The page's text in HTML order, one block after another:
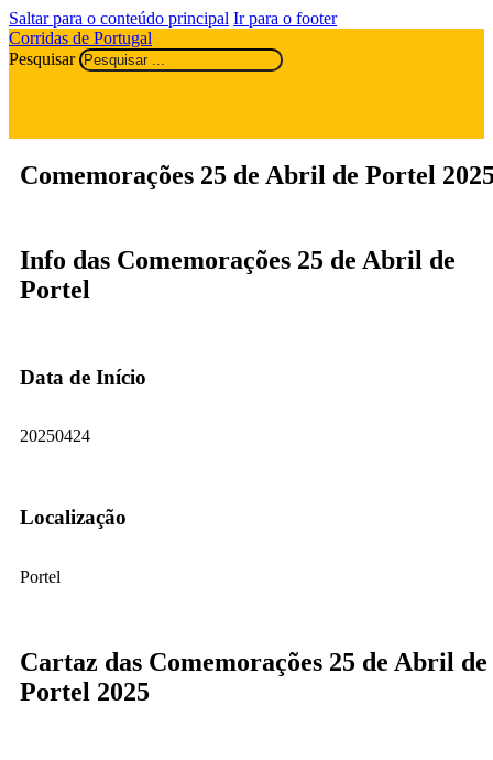
Saltar para o conteúdo principal Ir para o footer
Corridas de Portugal
Pesquisar
Comemorações 25 de Abril de Portel
Info das Comemorações 25 de Abril de
Portel
Data de Início
20250424
Localização
Portel
Cartaz das Comemorações 25 de Abril de
Portel 2025